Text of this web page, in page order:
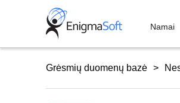
Namai
Grėsmių duomenų bazė